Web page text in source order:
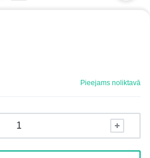
Pieejams noliktavā